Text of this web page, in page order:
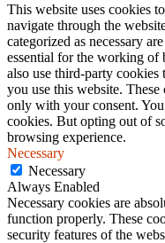
This website uses cookies
navigate through the
categorized as necessary
essential for the working of
also use third-party cookies
you use this website.
only with your consent.
cookies. But opting out of
browsing experience.
Necessary
Necessary
Always Enabled
Necessary cookies are
function properly. These
security features of the